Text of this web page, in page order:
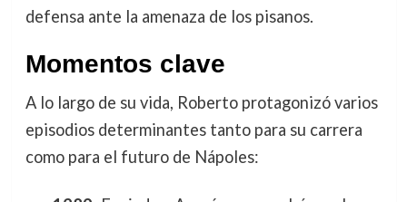
defensa ante la amenaza de los pisanos.
Momentos clave
A lo largo de su vida, Roberto protagonizó varios
episodios determinantes tanto para su carrera
como para el futuro de Nápoles: